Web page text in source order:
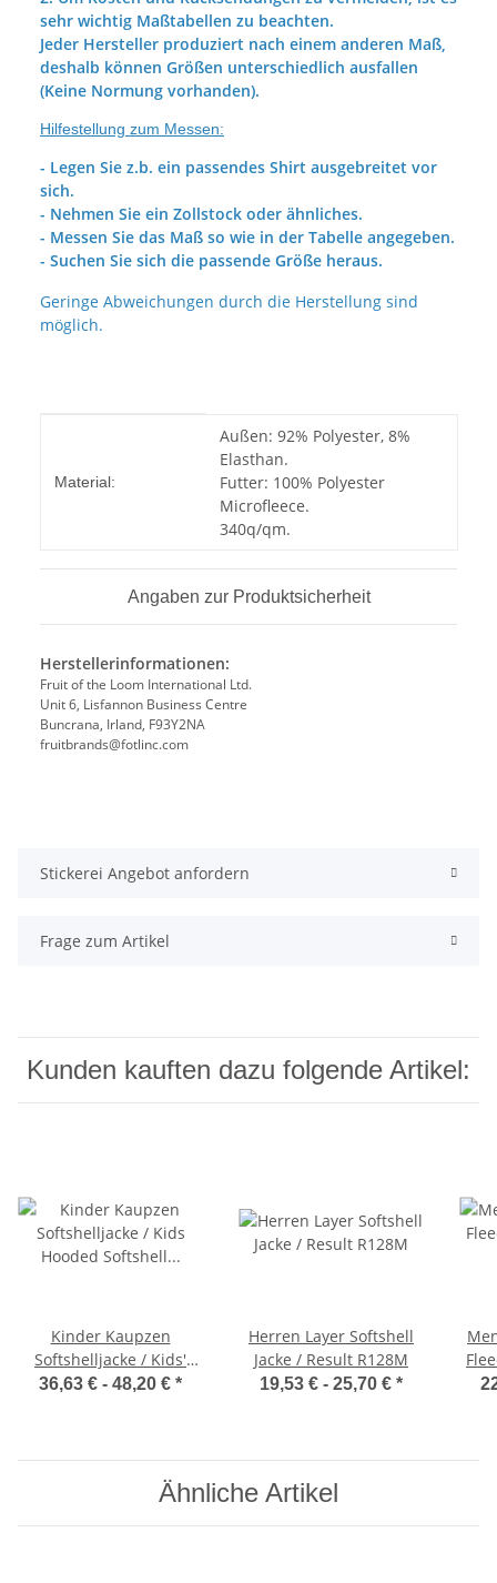
sehr wichtig Maßtabellen zu beachten.
Jeder Hersteller produziert nach einem anderen Maß,
deshalb können Größen unterschiedlich ausfallen
(Keine Normung vorhanden).
Hilfestellung zum Messen:
- Legen Sie z.b. ein passendes Shirt ausgebreitet vor
sich.
- Nehmen Sie ein Zollstock oder ähnliches.
- Messen Sie das Maß so wie in der Tabelle angegeben.
- Suchen Sie sich die passende Größe heraus.
Geringe Abweichungen durch die Herstellung sind
möglich.
Material:
Außen: 92% Polyester, 8%
Elasthan.
Futter: 100% Polyester
Microfleece.
340q/qm.
Angaben zur Produktsicherheit
Herstellerinformationen:
Fruit of the Loom International Ltd.
Unit 6, Lisfannon Business Centre
Buncrana, Irland, F93Y2NA
fruitbrands@fotlinc.com
Stickerei Angebot anfordern
Frage zum Artikel
Kunden kauften dazu folgende Artikel:
Kinder Kaupzen
Softshelljacke / Kids'
Hooded Softshell B&C
36,63 € - 48,20 € *
Herren Layer Softshell
Jacke / Result R128M
19,53 € - 25,70 € *
Ähnliche Artikel